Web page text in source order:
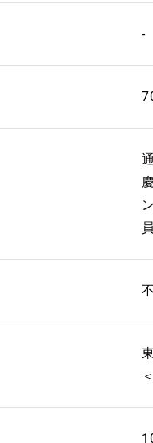
-